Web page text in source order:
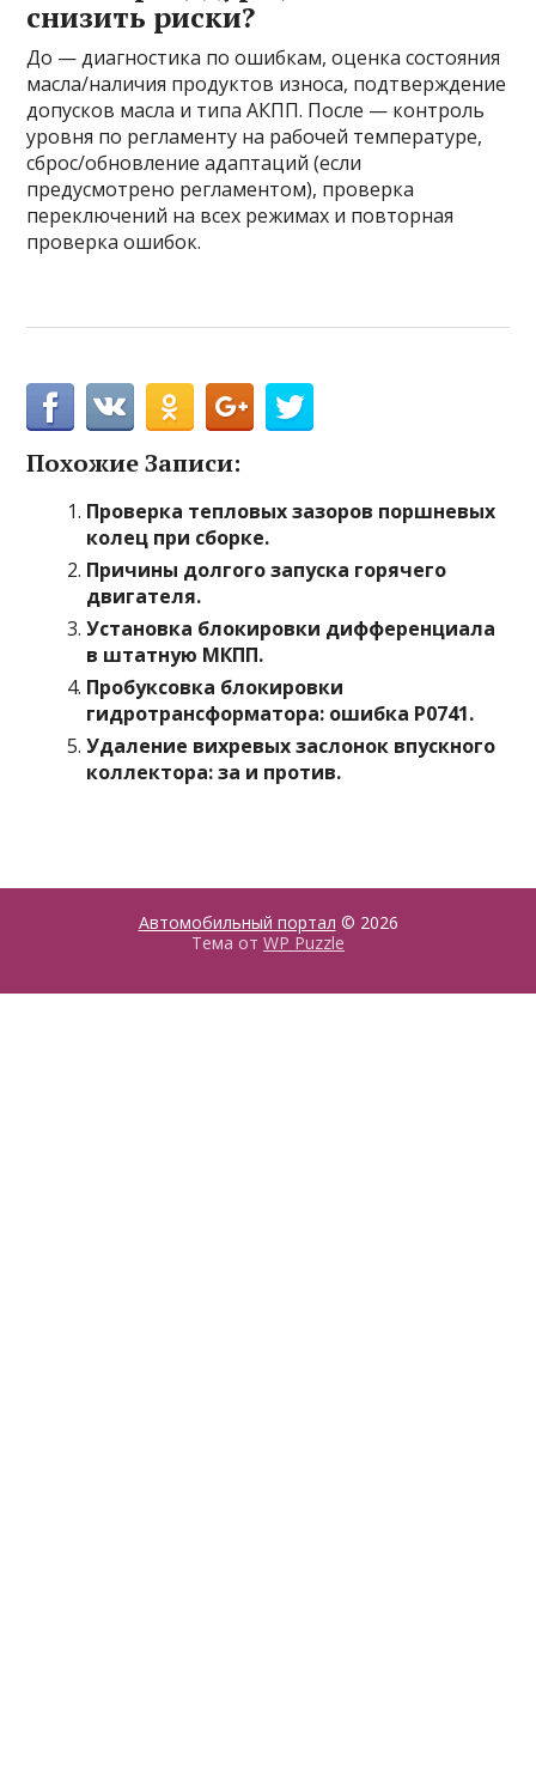
снизить риски?
До — диагностика по ошибкам, оценка состояния
масла/наличия продуктов износа, подтверждение
допусков масла и типа АКПП. После — контроль
уровня по регламенту на рабочей температуре,
сброс/обновление адаптаций (если
предусмотрено регламентом), проверка
переключений на всех режимах и повторная
проверка ошибок.
Похожие Записи:
Проверка тепловых зазоров поршневых
колец при сборке.
Причины долгого запуска горячего
двигателя.
Установка блокировки дифференциала
в штатную МКПП.
Пробуксовка блокировки
гидротрансформатора: ошибка P0741.
Удаление вихревых заслонок впускного
коллектора: за и против.
Автомобильный портал © 2026
Тема от WP Puzzle